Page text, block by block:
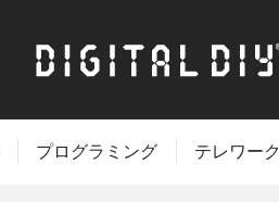
プログラミング テレワーク